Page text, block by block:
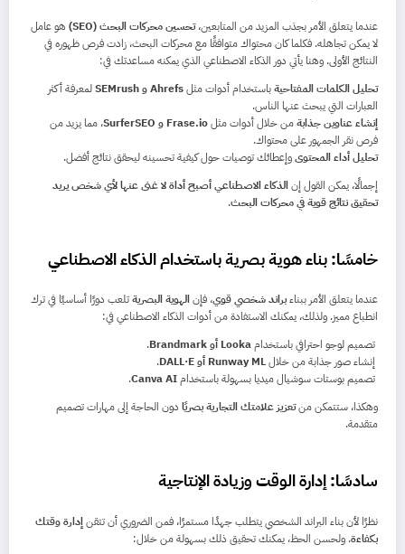
عندما يتعلق الأمر بجذب المزيد من المتابعين،تحسين محركات البحث (SEO)
هو عامل
لا يمكن تجاهله. فكلما كان محتواك متوافقًا مع محركات البحث، زادت فرص ظهوره في
النتائج الأولى. وهنا يأتي دور الذكاء الاصطناعي الذي يمكنه مساعدتك في:
تحليل الكلمات المفتاحيةباستخدام أدوات مثلAhrefs و SEMrush
لمعرفة أكثر
العبارات التي يبحث عنها الناس.
إنشاء عناوين جذابةمن خلال أدوات مثلFrase.io و SurferSEO
، مما يزيد من
فرص نقر الجمهور على محتواك.
تحليل أداء المحتوىوإعطائك توصيات حول كيفية تحسينه ليحقق نتائج أفضل.
إجمالًا، يمكن القول إنالذكاء الاصطناعي أصبح أداة لا غنى عنها لأي شخص يريد
تحقيق نتائج قوية في محركات البحث.
خامسًا: بناء هوية بصرية باستخدام الذكاء الاصطناعي
عندما يتعلق الأمر ببناءبراند شخصي قوي، فإنالهوية البصريةتلعب دورًا أساسيًا في ترك
انطباع مميز. ولذلك، يمكنك الاستفادة من أدوات الذكاء الاصطناعي في:
تصميم لوجو احترافي باستخدامLooka أو Brandmark
.
إنشاء صور جذابة من خلالRunway ML أو DALL·E
.
تصميم بوستات سوشيال ميديا بسهولة باستخدامCanva AI
.
وهكذا، ستتمكن منتعزيز علامتك التجارية بصريًا دون الحاجة إلى مهارات تصميم
متقدمة.
سادسًا: إدارة الوقت وزيادة الإنتاجية
نظرًا لأن بناء البراند الشخصي يتطلب جهدًا مستمرًا، فمن الضروري أن تتقنإدارة وقتك
بكفاءة. ولحسن الحظ، يمكنك تحقيق ذلك بسهولة من خلال: